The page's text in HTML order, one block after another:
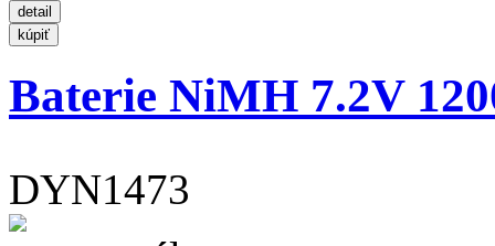
Baterie NiMH 7.2V
DYN1473